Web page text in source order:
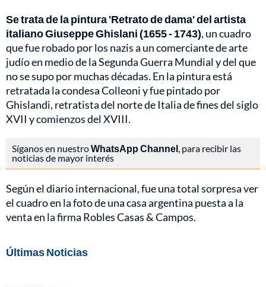
Se trata de la pintura 'Retrato de dama' del artista
italiano Giuseppe Ghislani (1655 - 1743), un cuadro
que fue robado por los nazis a un comerciante de arte
judío en medio de la Segunda Guerra Mundial y del que
no se supo por muchas décadas. En la pintura está
retratada la condesa Colleoni y fue pintado por
Ghislandi, retratista del norte de Italia de fines del siglo
XVII y comienzos del XVIII.
Síganos en nuestroWhatsApp Channel, para recibir las
noticias de mayor interés
Según el diario internacional, fue una total sorpresa ver
el cuadro en la foto de una casa argentina puesta a la
venta en la firma Robles Casas & Campos.
Últimas Noticias